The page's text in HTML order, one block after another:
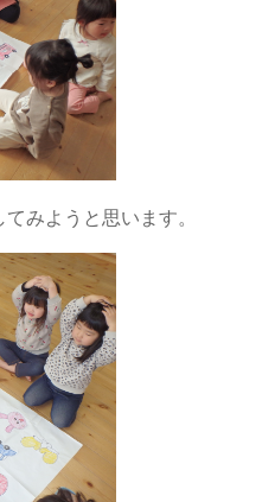
みようと思います。